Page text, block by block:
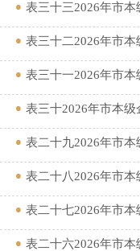
表三十三2026年市
表三十二2026年市
表三十一2026年市
表三十2026年市本
表二十九2026年市
表二十八2026年市
表二十七2026年市
表二十六2026年市